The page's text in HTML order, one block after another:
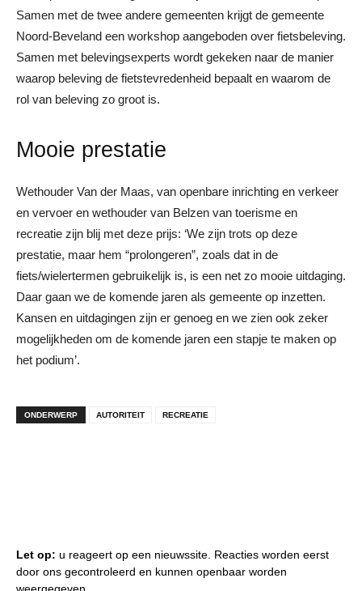
Samen met de twee andere gemeenten krijgt de gemeente
Noord-Beveland een workshop aangeboden over fietsbeleving.
Samen met belevingsexperts wordt gekeken naar de manier
waarop beleving de fietstevredenheid bepaalt en waarom de
rol van beleving zo groot is.
Mooie prestatie
Wethouder Van der Maas, van openbare inrichting en verkeer
en vervoer en wethouder van Belzen van toerisme en
recreatie zijn blij met deze prijs: ‘We zijn trots op deze
prestatie, maar hem “prolongeren”, zoals dat in de
fiets/wielertermen gebruikelijk is, is een net zo mooie uitdaging.
Daar gaan we de komende jaren als gemeente op inzetten.
Kansen en uitdagingen zijn er genoeg en we zien ook zeker
mogelijkheden om de komende jaren een stapje te maken op
het podium’.
ONDERWERP AUTORITEIT RECREATIE
Let op: u reageert op een nieuwssite. Reacties worden eerst
door ons gecontroleerd en kunnen openbaar worden
weergegeven.